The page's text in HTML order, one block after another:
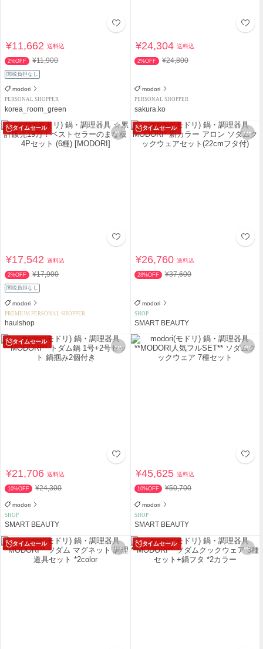
¥11,662送料込
2%OFF ¥11,900
関税負担なし
modori
PERSONAL SHOPPER
korea_room_green
¥24,304送料込
2%OFF ¥24,800
modori
PERSONAL SHOPPER
sakura.ko
タイムセール
¥17,542送料込
2%OFF ¥17,900
関税負担なし
modori
PREMIUM PERSONAL SHOPPER
haulshop
タイムセール
¥26,760送料込
28%OFF ¥37,600
modori
SHOP
SMART BEAUTY
タイムセール
¥21,706送料込
10%OFF ¥24,300
modori
SHOP
SMART BEAUTY
¥45,625送料込
10%OFF ¥50,700
modori
SHOP
SMART BEAUTY
タイムセール タイムセール